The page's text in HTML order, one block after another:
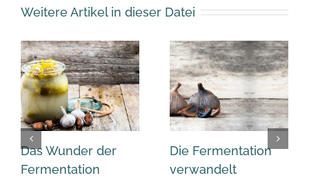
Weitere Artikel in dieser Datei
Das Wunder der
Fermentation
Die Fermentation
verwandelt